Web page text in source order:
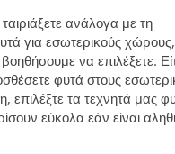
ανάλογα με τη
για εσωτερικούς χώρους,
να επιλέξετε.
φυτά στους
επιλέξτε τα τεχνητά μας
εύκολα εάν είναι